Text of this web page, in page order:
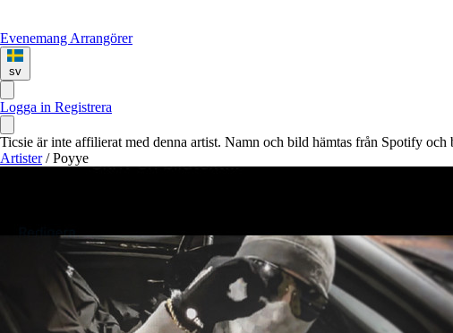
Evenemang Arrangörer
sv
Logga in Registrera
Ticsie är inte affilierat med denna artist. Namn och bild hämtas från Spotify och
Artister / Poyye